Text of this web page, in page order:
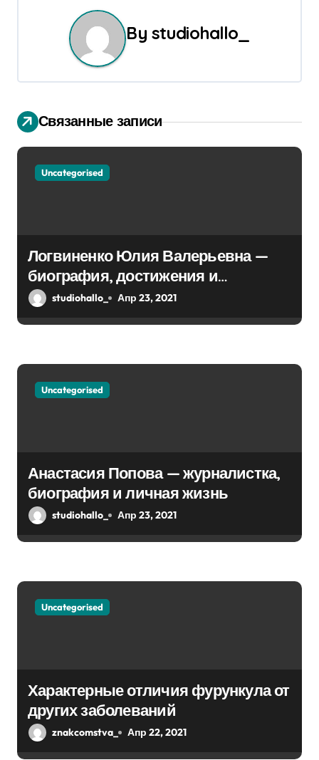
ц
и
я
п
п
и
я
By studiohallo_
Связанные записи
Uncategorised
Логвиненко Юлия Валерьевна —
биография, достижения и
интересные факты Колпино
studiohallo_ Апр 23, 2021
Uncategorised
Анастасия Попова — журналистка,
биография и личная жизнь
studiohallo_ Апр 23, 2021
Uncategorised
Характерные отличия фурункула от
других заболеваний
znakcomstva_ Апр 22, 2021